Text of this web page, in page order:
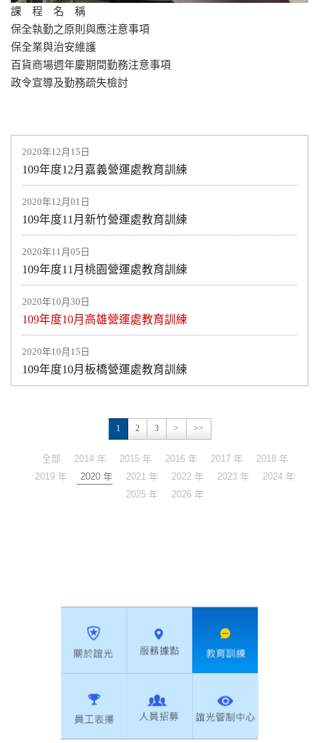
2020年12月15日
109年度12月嘉義營運處教育訓練
2020年12月01日
109年度11月新竹營運處教育訓練
2020年11月05日
109年度11月桃園營運處教育訓練
2020年10月30日
109年度10月高雄營運處教育訓練
2020年10月15日
109年度10月板橋營運處教育訓練
1 2 3 > >>
全部 2014 年 2015 年 2016 年 2017 年
2018 年
2019 年
2020 年 2021 年 2022 年 2023 年
2024 年
2025 年
2026 年
課 程 名 稱
保全執勤之原則與應注意事項
保全業與治安維護
百貨商場週年慶期間勤務注意事項
政令宣導及勤務疏失檢討